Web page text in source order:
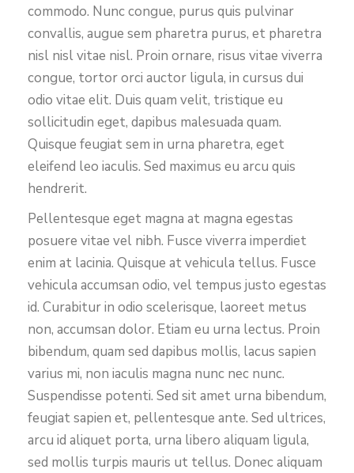
commodo. Nunc congue, purus quis pulvinar
convallis, augue sem pharetra purus, et pharetra
nisl nisl vitae nisl. Proin ornare, risus vitae viverra
congue, tortor orci auctor ligula, in cursus dui
odio vitae elit. Duis quam velit, tristique eu
sollicitudin eget, dapibus malesuada quam.
Quisque feugiat sem in urna pharetra, eget
eleifend leo iaculis. Sed maximus eu arcu quis
hendrerit.
Pellentesque eget magna at magna egestas
posuere vitae vel nibh. Fusce viverra imperdiet
enim at lacinia. Quisque at vehicula tellus. Fusce
vehicula accumsan odio, vel tempus justo egestas
id. Curabitur in odio scelerisque, laoreet metus
non, accumsan dolor. Etiam eu urna lectus. Proin
bibendum, quam sed dapibus mollis, lacus sapien
varius mi, non iaculis magna nunc nec nunc.
Suspendisse potenti. Sed sit amet urna bibendum,
feugiat sapien et, pellentesque ante. Sed ultrices,
arcu id aliquet porta, urna libero aliquam ligula,
sed mollis turpis mauris ut tellus. Donec aliquam